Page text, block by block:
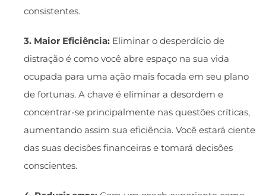
consistentes.
3. Maior Eficiência: Eliminar o desperdício de
distração é como você abre espaço na sua vida
ocupada para uma ação mais focada em seu plano
de fortunas. A chave é eliminar a desordem e
concentrar-se principalmente nas questões críticas,
aumentando assim sua eficiência. Você estará ciente
das suas decisões financeiras e tomará decisões
conscientes.